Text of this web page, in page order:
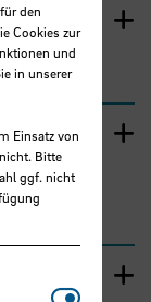
gilt
Ablauf
im
den
Cookies zur
und
in unserer
Einsatz von
Bitte
ggf. nicht